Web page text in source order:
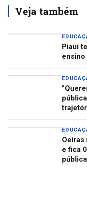
Veja também
Piauí
ensino
Oeiras
e fica